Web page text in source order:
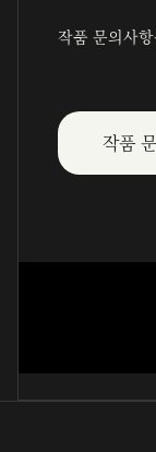
작품 문의사
작품